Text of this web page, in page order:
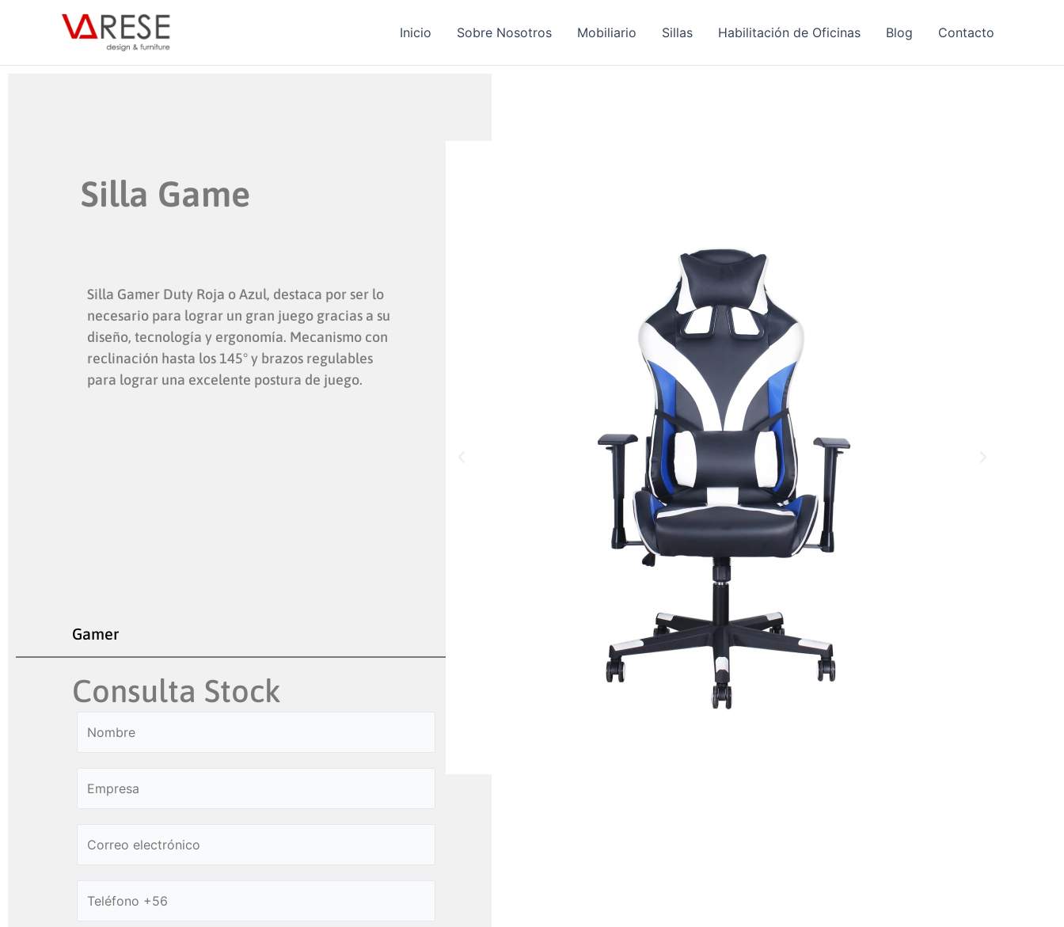
Inicio Sobre Nosotros Mobiliario Sillas Habilitación de Oficinas Blog Contacto
Silla Game
Silla Gamer Duty Roja o Azul, destaca por ser lo
necesario para lograr un gran juego gracias a su
diseño, tecnología y ergonomía. Mecanismo con
reclinación hasta los 145° y brazos regulables
para lograr una excelente postura de juego.
Gamer
Consulta Stock